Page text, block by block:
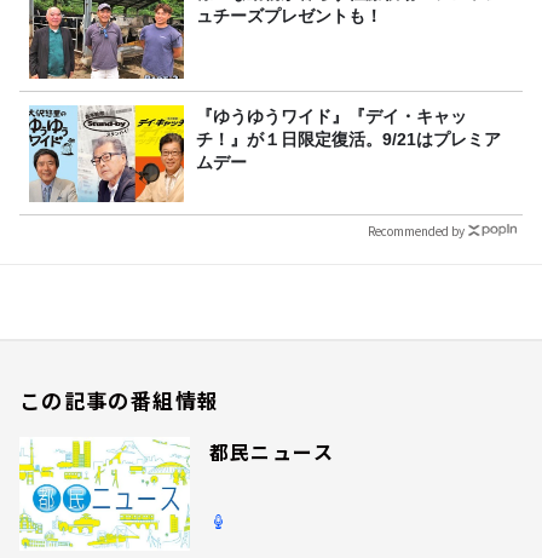
ュチーズプレゼントも！
『ゆうゆうワイド』『デイ・キャッ
チ！』が１日限定復活。9/21はプレミア
ムデー
Recommended by
この記事の番組情報
都民ニュース